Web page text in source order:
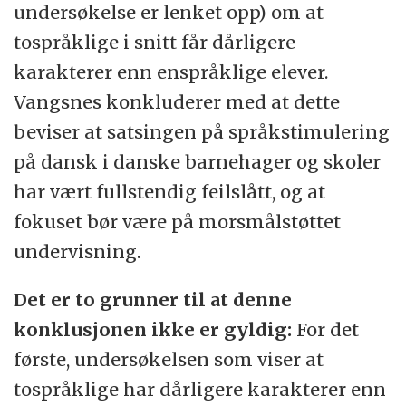
undersøkelse er lenket opp) om at
tospråklige i snitt får dårligere
karakterer enn enspråklige elever.
Vangsnes konkluderer med at dette
beviser at satsingen på språkstimulering
på dansk i danske barnehager og skoler
har vært fullstendig feilslått, og at
fokuset bør være på morsmålstøttet
undervisning.
Det er to grunner til at denne
konklusjonen ikke er gyldig: For det
første, undersøkelsen som viser at
tospråklige har dårligere karakterer enn